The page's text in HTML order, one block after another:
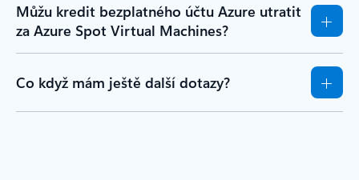
Můžu kredit bezplatného účtu Azure utratit
za Azure Spot Virtual Machines?
Co když mám ještě další dotazy?